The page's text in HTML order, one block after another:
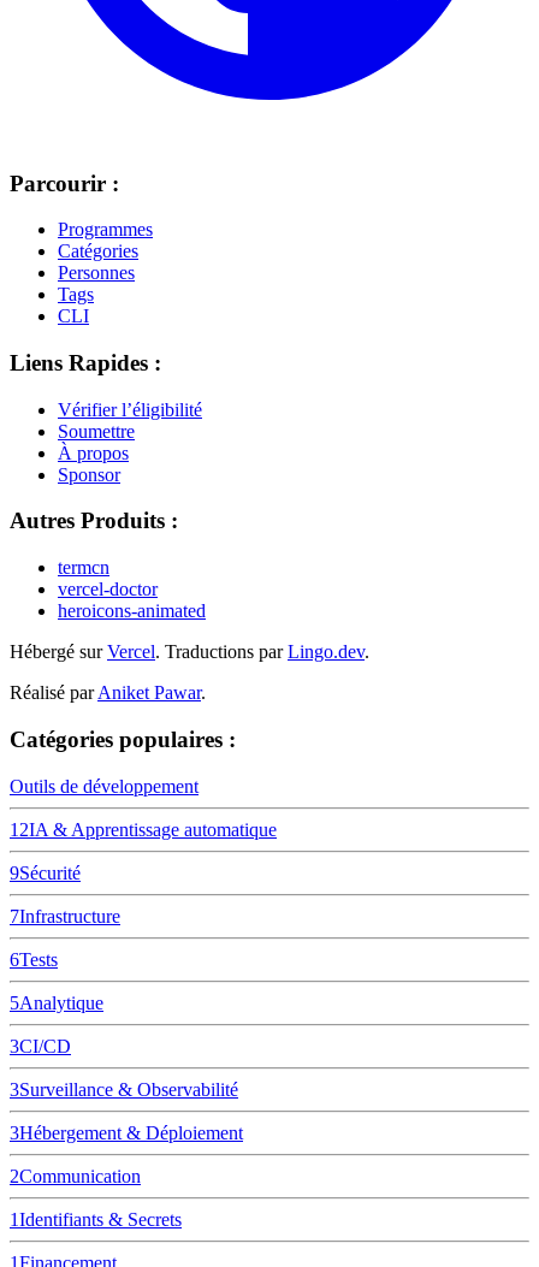
Parcourir :
Programmes
Catégories
Personnes
Tags
CLI
Liens Rapides :
Vérifier l’éligibilité
Soumettre
À propos
Sponsor
Autres Produits :
termcn
vercel-doctor
heroicons-animated
Hébergé sur Vercel. Traductions par Lingo.dev.
Réalisé par Aniket Pawar.
Catégories populaires :
Outils de développement
12IA & Apprentissage automatique
9Sécurité
7Infrastructure
6Tests
5Analytique
3CI/CD
3Surveillance & Observabilité
3Hébergement & Déploiement
2Communication
1Identifiants & Secrets
1Financement